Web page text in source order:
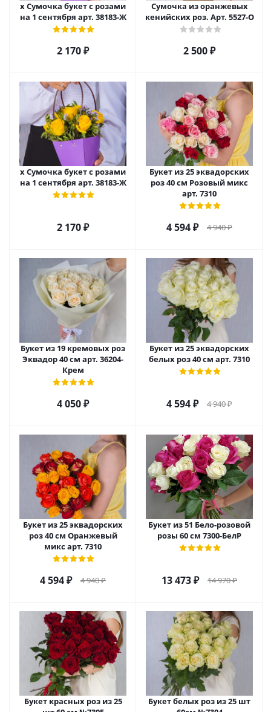
х Сумочка букет с розами
на 1 сентября арт. 38183-Ж
2 170₽
Сумочка из оранжевых
кенийских роз. Арт. 5527-О
2 500₽
х Сумочка букет с розами
на 1 сентября арт. 38183-Ж
2 170₽
Букет из 25 эквадорских
роз 40 см Розовый микс
арт. 7310
4 594₽ 4 940₽
Букет из 19 кремовых роз
Эквадор 40 см арт. 36204-
Крем
4 050₽
Букет из 25 эквадорских
белых роз 40 см арт. 7310
4 594₽ 4 940₽
Букет из 25 эквадорских
роз 40 см Оранжевый
микс арт. 7310
4 594₽ 4 940₽
Букет из 51 Бело-розовой
розы 60 см 7300-БелР
13 473₽ 14 970₽
Букет красных роз из 25
Букет белых роз из 25 шт